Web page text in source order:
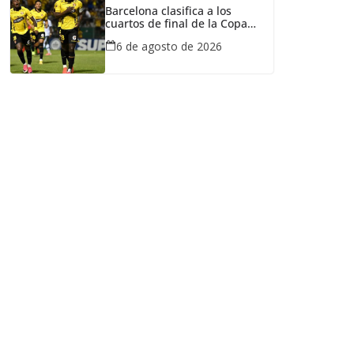
Barcelona clasifica a los
cuartos de final de la Copa
Portoviejo en polémica partido
6 de agosto de 2026